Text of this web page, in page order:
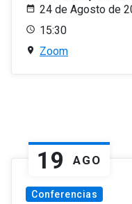
24 de Agosto de
15:30
Zoom
19 AGO
Conferencias